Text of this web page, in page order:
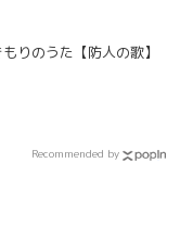
もりのうた【防人の歌】
Recommended by